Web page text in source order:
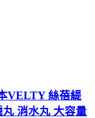
VELTY 絲蓓緹
消水丸 大容量